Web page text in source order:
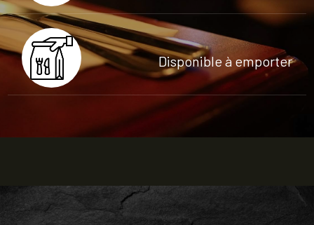
Disponible à emporter